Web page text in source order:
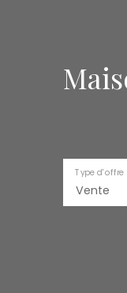
Vente
Type d'offre